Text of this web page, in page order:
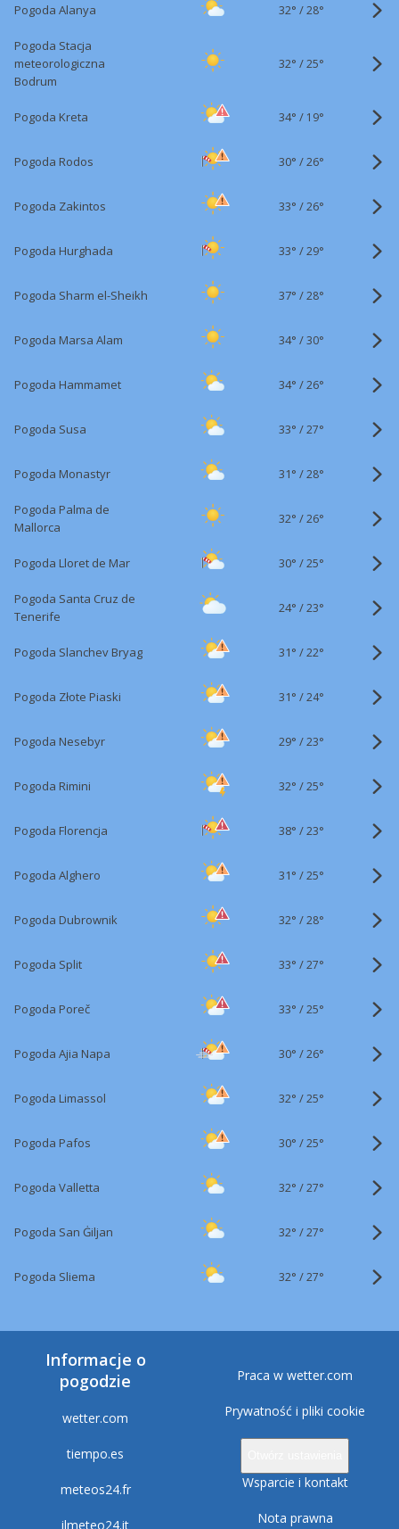
Pogoda Alanya 32° /28°
Pogoda Stacja
meteorologiczna
Bodrum
32° /25°
Pogoda Kreta 34° / 19°
Pogoda Rodos 30° /26°
Pogoda Zakintos 33° /26°
Pogoda Hurghada 33° /29°
Pogoda Sharm el-Sheikh 37° /28°
Pogoda Marsa Alam 34° /30°
Pogoda Hammamet 34° /26°
Pogoda Susa 33° /27°
Pogoda Monastyr 31° /28°
Pogoda Palma de
Mallorca
32° /26°
Pogoda Lloret de Mar 30° /25°
Pogoda Santa Cruz de
Tenerife
24° /23°
Pogoda Slanchev Bryag 31° /22°
Pogoda Złote Piaski 31° /24°
Pogoda Nesebyr 29° /23°
Pogoda Rimini 32° /25°
Pogoda Florencja 38° /23°
Pogoda Alghero 31° /25°
Pogoda Dubrownik 32° /28°
Pogoda Split 33° /27°
Pogoda Poreč 33° /25°
Pogoda Ajia Napa 30° /26°
Pogoda Limassol 32° /25°
Pogoda Pafos 30° /25°
Pogoda Valletta 32° /27°
Pogoda San Ġiljan 32° /27°
Pogoda Sliema 32° /27°
Informacje o
pogodzie
wetter.com
tiempo.es
meteos24.fr
ilmeteo24.it
Praca w wetter.com
Prywatność i pliki cookie
Wsparcie i kontakt
Nota prawna